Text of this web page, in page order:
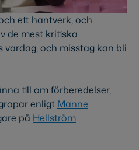
ett hantverk, och
de mest kritiska
och misstag kan bli
till om förberedelser,
enligt Manne
på Hellström